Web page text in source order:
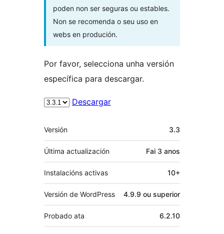
poden non ser seguras ou estables.
Non se recomenda o seu uso en
webs en produción.
Por favor, selecciona unha versión
específica para descargar.
Descargar
Meta
Versión 3.3
Última actualización Fai 3 anos
Instalacións activas 10+
Versión de WordPress 4.9.9 ou superior
Probado ata 6.2.10